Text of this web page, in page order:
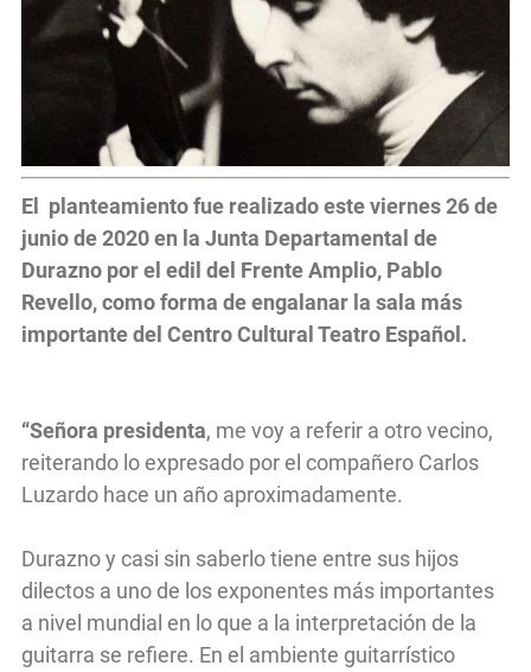
El planteamiento fue realizado este viernes 26 de
junio de 2020 en la Junta Departamental de
Durazno por el edil del Frente Amplio, Pablo
Revello, como forma de engalanar la sala más
importante del Centro Cultural Teatro Español.
“Señora presidenta, me voy a referir a otro vecino,
reiterando lo expresado por el compañero Carlos
Luzardo hace un año aproximadamente.
Durazno y casi sin saberlo tiene entre sus hijos
dilectos a uno de los exponentes más importantes
a nivel mundial en lo que a la interpretación de la
guitarra se refiere. En el ambiente guitarrístico